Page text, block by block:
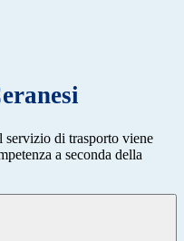
di trasporto viene
a seconda della